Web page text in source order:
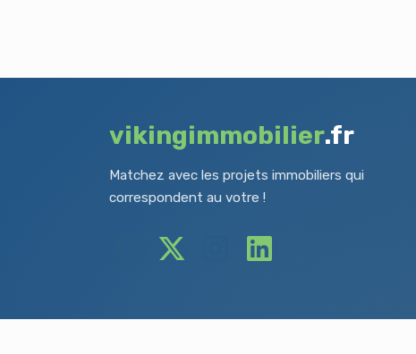
vikingimmobilier.fr
Matchez avec les projets immobiliers qui
correspondent au votre !